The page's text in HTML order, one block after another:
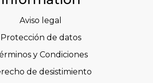
Aviso legal
Protección de datos
y Condiciones
de desistimiento